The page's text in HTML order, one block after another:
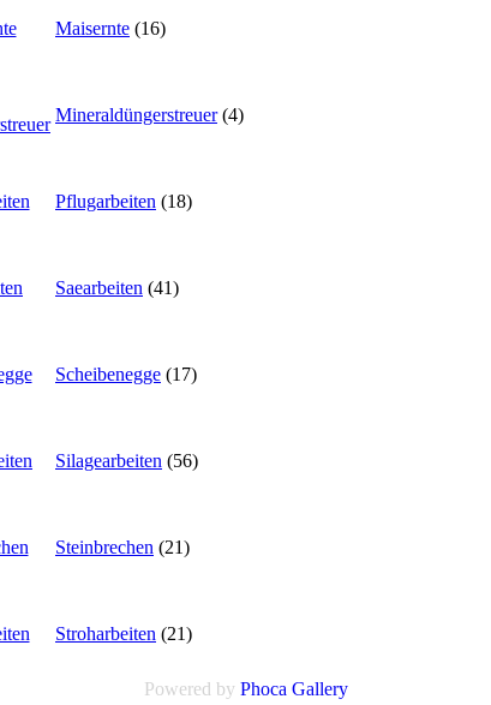
Maisernte (16)
Mineraldüngerstreuer (4)
Pflugarbeiten (18)
Saearbeiten (41)
Scheibenegge (17)
Silagearbeiten (56)
Steinbrechen (21)
Stroharbeiten (21)
Powered by Phoca Gallery